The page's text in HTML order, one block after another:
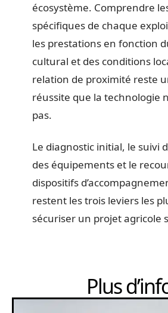
écosystème. Comprendre
spécifiques de chaque
les prestations en fonction
cultural et des conditions
relation de proximité reste
réussite que la technologie
pas.
Le diagnostic initial, le suivi
des équipements et le
dispositifs
restent les trois leviers les
sécuriser un projet agricole
Plus